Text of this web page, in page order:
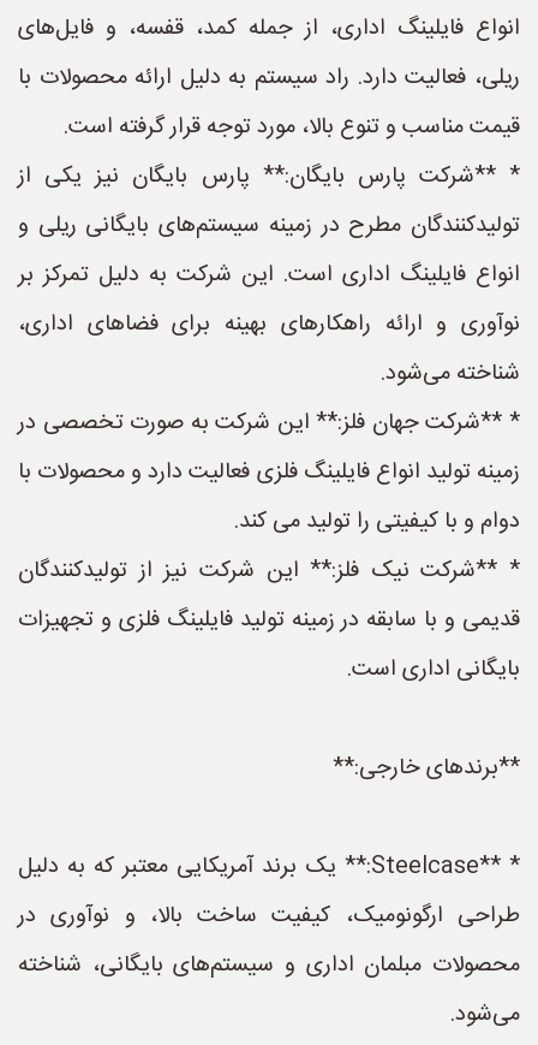
انواع فایلینگ اداری، از جمله کمد، قفسه، و فایل‌های
ریلی، فعالیت دارد. راد سیستم به دلیل ارائه محصولات با
قیمت مناسب و تنوع بالا، مورد توجه قرار گرفته است.
* **شرکت پارس بایگان:** پارس بایگان نیز یکی از
تولیدکنندگان مطرح در زمینه سیستم‌های بایگانی ریلی و
انواع فایلینگ اداری است. این شرکت به دلیل تمرکز بر
نوآوری و ارائه راهکارهای بهینه برای فضاهای اداری،
شناخته می‌شود.
* **شرکت جهان فلز:** این شرکت به صورت تخصصی در
زمینه تولید انواع فایلینگ فلزی فعالیت دارد و محصولات با
دوام و با کیفیتی را تولید می کند.
* **شرکت نیک فلز:** این شرکت نیز از تولیدکنندگان
قدیمی و با سابقه در زمینه تولید فایلینگ فلزی و تجهیزات
بایگانی اداری است.
**برندهای خارجی:**
* **Steelcase:** یک برند آمریکایی معتبر که به دلیل
طراحی ارگونومیک، کیفیت ساخت بالا، و نوآوری در
محصولات مبلمان اداری و سیستم‌های بایگانی، شناخته
می‌شود.